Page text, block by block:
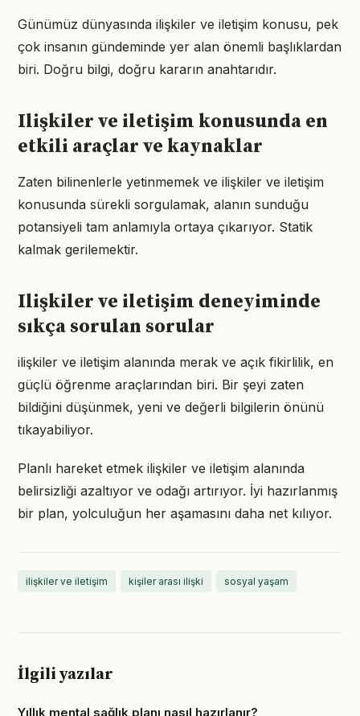
Günümüz dünyasında ilişkiler ve iletişim konusu, pek
çok insanın gündeminde yer alan önemli başlıklardan
biri. Doğru bilgi, doğru kararın anahtarıdır.
Ilişkiler ve iletişim konusunda en
etkili araçlar ve kaynaklar
Zaten bilinenlerle yetinmemek ve ilişkiler ve iletişim
konusunda sürekli sorgulamak, alanın sunduğu
potansiyeli tam anlamıyla ortaya çıkarıyor. Statik
kalmak gerilemektir.
Ilişkiler ve iletişim deneyiminde
sıkça sorulan sorular
ilişkiler ve iletişim alanında merak ve açık fikirlilik, en
güçlü öğrenme araçlarından biri. Bir şeyi zaten
bildiğini düşünmek, yeni ve değerli bilgilerin önünü
tıkayabiliyor.
Planlı hareket etmek ilişkiler ve iletişim alanında
belirsizliği azaltıyor ve odağı artırıyor. İyi hazırlanmış
bir plan, yolculuğun her aşamasını daha net kılıyor.
ilişkiler ve iletişim kişiler arası ilişki sosyal yaşam
İlgili yazılar
Yıllık mental sağlık planı nasıl hazırlanır?